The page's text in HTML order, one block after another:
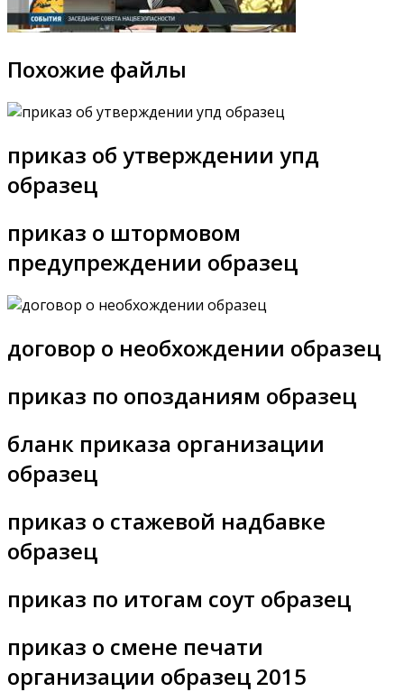
Похожие файлы
приказ об утверждении упд
образец
приказ о штормовом
предупреждении образец
договор о необхождении образец
приказ по опозданиям образец
бланк приказа организации
образец
приказ о стажевой надбавке
образец
приказ по итогам соут образец
приказ о смене печати
организации образец 2015